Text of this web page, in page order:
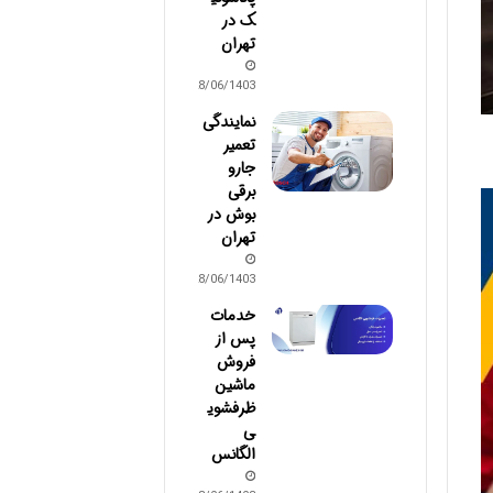
ک در
تهران
28/06/1403
نمایندگی
تعمیر
جارو
برقی
بوش در
تهران
28/06/1403
خدمات
پس از
فروش
ماشین
ظرفشوی
ی
الگانس